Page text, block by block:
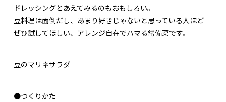
ドレッシングとあえてみるのもおもしろい。
豆料理は面倒だし、あまり好きじゃないと思っている人ほど
ぜひ試してほしい、アレンジ自在でハマる常備菜です。
豆のマリネサラダ
●つくりかた